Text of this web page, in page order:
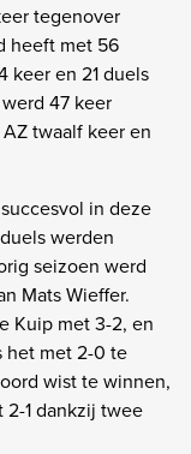
tegenover
heeft met 56
keer en 21 duels
47 keer
twaalf keer en
in deze
werden
seizoen werd
Mats Wieffer.
Kuip met 3-2, en
het met 2-0 te
wist te winnen,
1 dankzij twee